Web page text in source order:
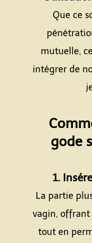
Que ce
mutuelle,
intégrer de
gode
1.
La partie
vagin,
tout en